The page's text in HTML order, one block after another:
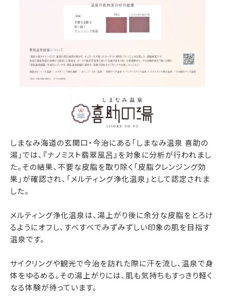
しまなみ海道の玄関口・今治にある「しまなみ温泉 喜助の
湯」では、『ナノミスト翡翠風呂』を対象に分析が行われまし
た。その結果、不要な皮脂を取り除く「皮脂クレンジング効
果」が確認され、「メルティング浄化温泉」として認定されま
した。
メルティング浄化温泉は、湯上がり後に余分な皮脂をとろけ
るようにオフし、すべすべでみずみずしい印象の肌を目指す
温泉です。
サイクリングや観光で今治を訪れた際に汗を流し、温泉で身
体をゆるめる。その湯上がりには、肌も気持ちもすっきり軽く
なる体験が待っています。